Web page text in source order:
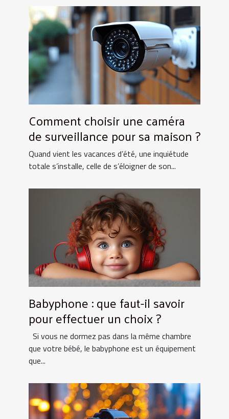
Comment choisir une caméra
de surveillance pour sa maison ?
Quand vient les vacances d’été, une inquiétude
totale s’installe, celle de s’éloigner de son...
Babyphone : que faut-il savoir
pour effectuer un choix ?
Si vous ne dormez pas dans la même chambre
que votre bébé, le babyphone est un équipement
que...